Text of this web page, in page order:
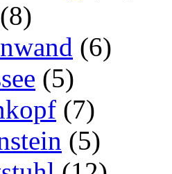
(8)
(6)
(5)
(7)
(5)